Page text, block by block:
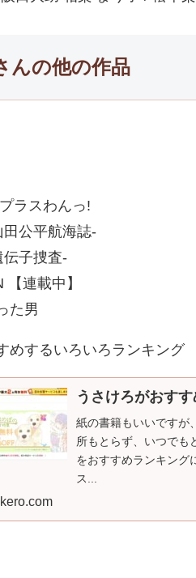
んの他の作品
ラスわんっ!
田公平航海誌-
伝子捜査-
連載中】
た男
すめするいろいろランキ
うさけろがおす
紙の書籍もいいですが
所もとらず、いつでも
をおすすめランキング
ス...